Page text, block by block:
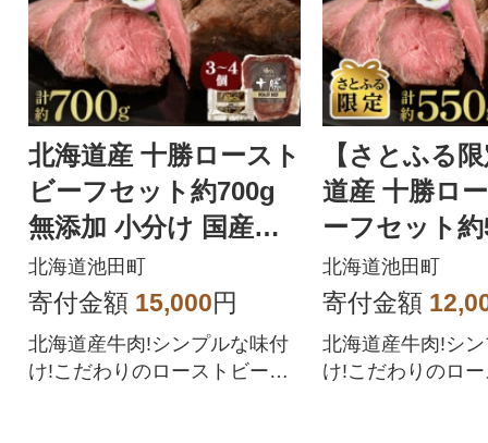
冷凍 小分け カツオタタキ 骨取
り 骨なし たたき
北海道産 十勝ロースト
ビーフセット約700g
無添加 小分け 国産【A
011-11-1】
北海道池田町
寄付金額 15,000円
北海道産牛肉!シンプルな味付
け!こだわりのローストビーフ
【さとふる
道産 十勝ロ
ーフセット約
添加 国産 【
北海道池田町
寄付金額
北海道産牛肉!シ
け!こだわりのロ